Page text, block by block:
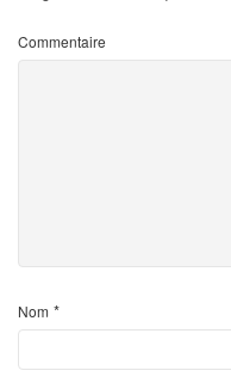
Commentaire
Nom *